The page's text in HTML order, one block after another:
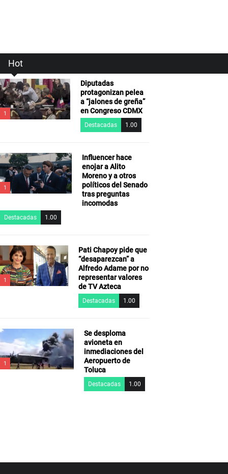
Hot
1
Diputadas
protagonizan pelea
a “jalones de greña”
en Congreso CDMX
Destacadas 1.00
1
Influencer hace
enojar a Alito
Moreno y a otros
políticos del Senado
tras preguntas
incomodas
Destacadas 1.00
1
Pati Chapoy pide que
“desaparezcan” a
Alfredo Adame por no
representar valores
de TV Azteca
Destacadas 1.00
1
Se desploma
avioneta en
inmediaciones del
Aeropuerto de
Toluca
Destacadas 1.00